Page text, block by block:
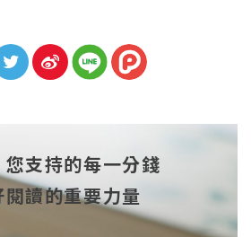
er
博
支持的每一分錢
讀的重要力量